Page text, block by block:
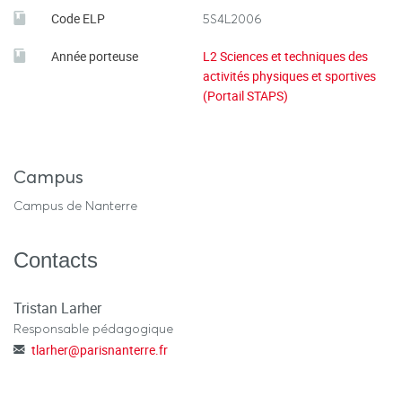
Code ELP 5S4L2006
Année porteuse
L2 Sciences et techniques des
activités physiques et sportives
(Portail STAPS)
Campus
Campus de Nanterre
Contacts
Tristan Larher
Responsable pédagogique
tlarher@parisnanterre.fr